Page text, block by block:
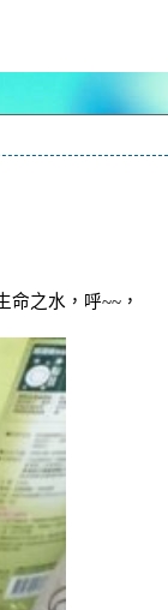
之水，呼~~，